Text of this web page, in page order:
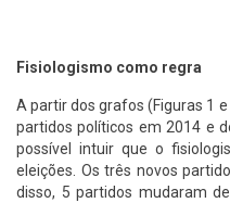
Fisiologismo como regra
A partir dos grafos (Figuras 1
partidos políticos em 2014 e
possível intuir que o
eleições. Os três novos
disso, 5 partidos mudaram